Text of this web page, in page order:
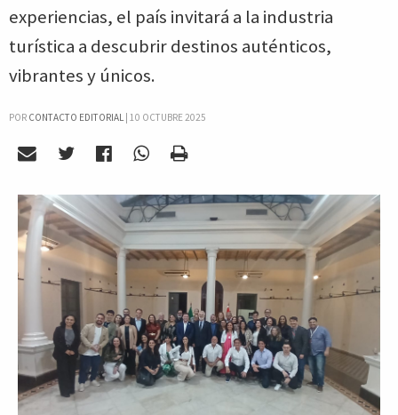
experiencias, el país invitará a la industria
turística a descubrir destinos auténticos,
vibrantes y únicos.
POR CONTACTO EDITORIAL| 10 OCTUBRE 2025